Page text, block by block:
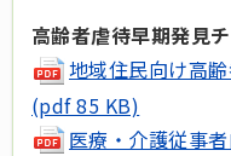
高齢者虐待早期発見
地域住民向け高
(pdf 85 KB)
医療・介護従事